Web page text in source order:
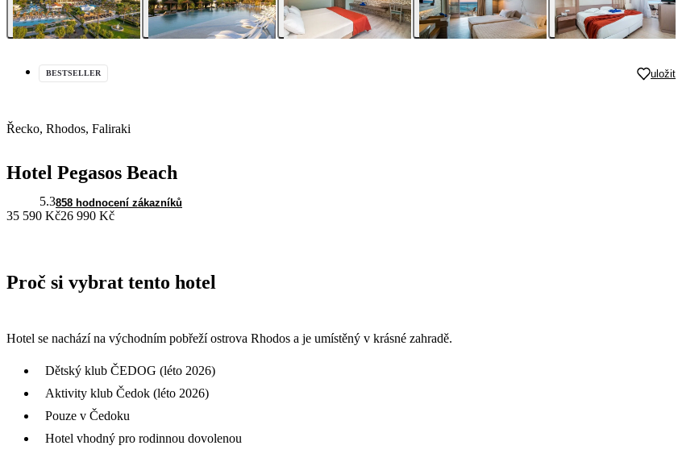
BESTSELLER uložit
Řecko, Rhodos, Faliraki
Hotel Pegasos Beach
5.3858 hodnocení zákazníků
35 590 Kč26 990 Kč
Proč si vybrat tento hotel
Hotel se nachází na východním pobřeží ostrova Rhodos a je umístěný v krásné zahradě.
Dětský klub ČEDOG (léto 2026)
Aktivity klub Čedok (léto 2026)
Pouze v Čedoku
Hotel vhodný pro rodinnou dovolenou